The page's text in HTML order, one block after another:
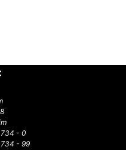
734 - 0
734 - 99